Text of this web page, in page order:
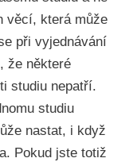
věcí, která může
při vyjednávání
že některé
studiu nepatří.
studiu
nastat, i když
Pokud jste totiž